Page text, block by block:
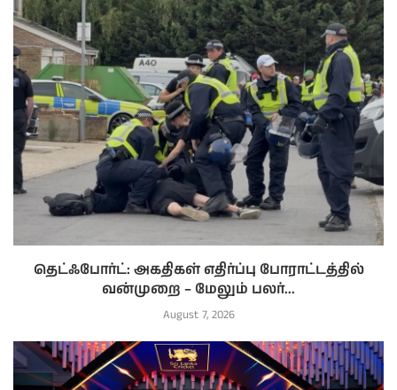
தெட்ஃபோர்ட்: அகதிகள் எதிர்ப்பு போராட்டத்தில்
வன்முறை – மேலும் பலர்...
August 7, 2026